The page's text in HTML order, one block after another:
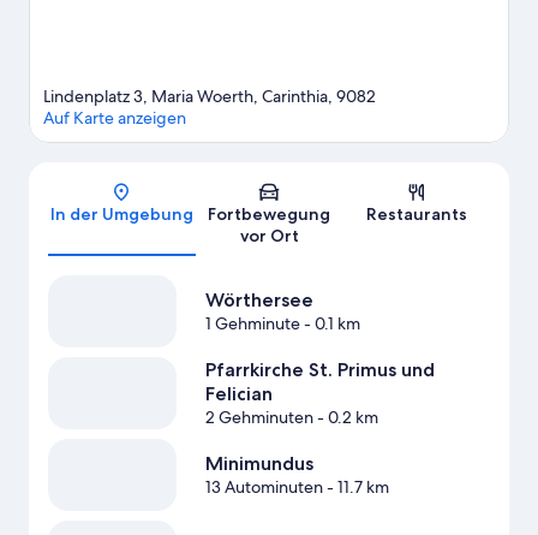
Karte
Lindenplatz 3, Maria Woerth, Carinthia, 9082
Auf Karte anzeigen
In der Umgebung
Fortbewegung
vor Ort
Restaurants
Wörthersee
1 Gehminute- 0.1 km
Pfarrkirche St. Primus und
Felician
2 Gehminuten- 0.2 km
Minimundus
13 Autominuten- 11.7 km